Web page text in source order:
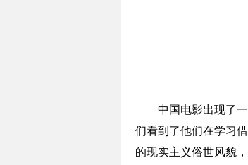
中国电影出现了一
们看到了他们在学习
的现实主义俗世风貌